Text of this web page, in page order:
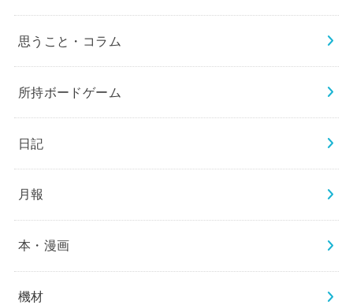
思うこと・コラム
所持ボードゲーム
日記
月報
本・漫画
機材